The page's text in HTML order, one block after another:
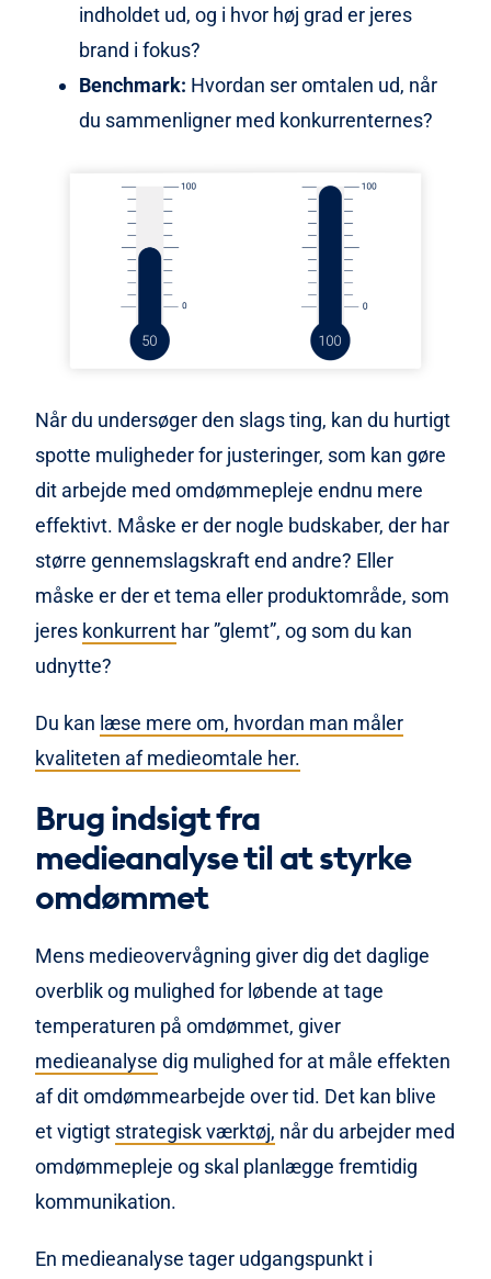
indholdet ud, og i hvor høj grad er jeres
brand i fokus?
Benchmark: Hvordan ser omtalen ud, når
du sammenligner med konkurrenternes?
Når du undersøger den slags ting, kan du hurtigt
spotte muligheder for justeringer, som kan gøre
dit arbejde med omdømmepleje endnu mere
effektivt. Måske er der nogle budskaber, der har
større gennemslagskraft end andre? Eller
måske er der et tema eller produktområde, som
jeres konkurrent har ”glemt”, og som du kan
udnytte?
Du kan læse mere om, hvordan man måler
kvaliteten af medieomtale her.
Brug indsigt fra
medieanalyse til at styrke
omdømmet
Mens medieovervågning giver dig det daglige
overblik og mulighed for løbende at tage
temperaturen på omdømmet, giver
medieanalyse dig mulighed for at måle effekten
af dit omdømmearbejde over tid. Det kan blive
et vigtigt strategisk værktøj, når du arbejder med
omdømmepleje og skal planlægge fremtidig
kommunikation.
En medieanalyse tager udgangspunkt i